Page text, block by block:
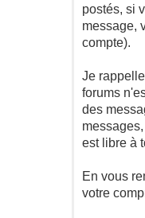
postés, si
message,
compte).
Je
forums
des
est libre à
En vous
votre